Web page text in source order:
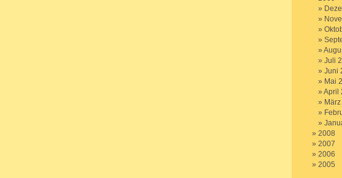
Juli
Juni
Mai
April
2008
2007
2006
2005